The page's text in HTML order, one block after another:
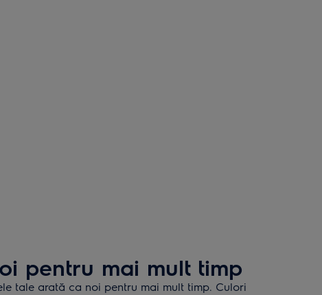
pentru mai mult timp
tale arată ca noi pentru mai mult timp. Culori